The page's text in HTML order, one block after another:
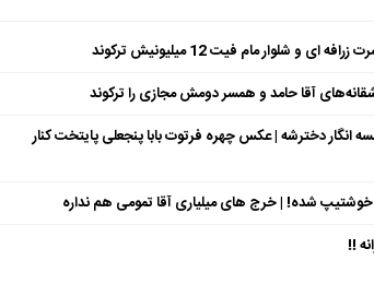
مام فیت 12 میلیونیش ترکوند
آقا حامد و همسر دومش مجازی را ترکوند
| خانوم دوم آقا خمسه انگار دخترشه | عکس چهره فرتوت بابا پنجعلی پایتخت کنار
شده! | خرج های میلیاری آقا تمومی هم نداره
!!